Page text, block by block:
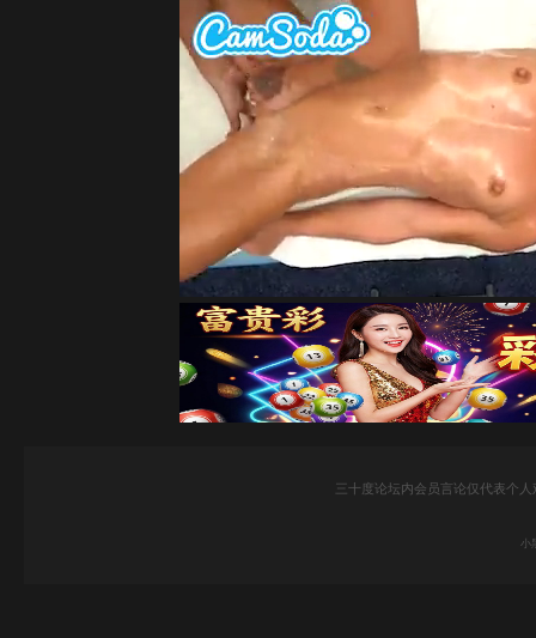
三十度论坛内会员言论仅代表个
小